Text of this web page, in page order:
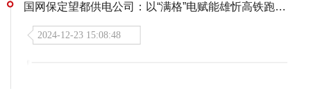
国网保定望都供电公司：以“满格”电赋能雄忻高铁跑出“加速度”
2024-12-23 15:08:48